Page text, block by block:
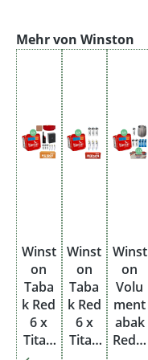
Produktgalerie
Mehr von Winston
Winst
on
Taba
k Red
6 x
Titan
Winst
on
Taba
k Red
6 x
Titan
Winst
on
Volu
ment
abak
Red 6